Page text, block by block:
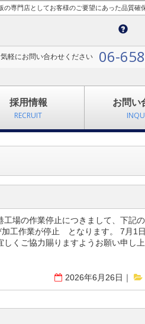
専門店としてお客様のご要望にあった品質確
軽にお問い合わせください 06-
採用情報
RECRUIT
お問い
場の作業停止につきまして、下記
工作業が停止 となります。 7月1日
くご協力賜りますようお願い申し上
2026年6月26日